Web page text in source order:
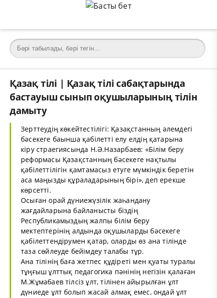
Қазақ тілі | Қазақ тілі сабақтарында
бастауыш сынып оқушыларының тілін
дамыту
Зерттеудің көкейтестілігі: Қазақстанның әлемдегі
бәсекеге баынша қабілетті елу елдің қатарына
кіру страегиясында Н.Ә.Назарбаев: «Білім беру
реформасы Қазақстанның бәсекеге нақтылы
қабілеттілігін қамтамасыз етуге мүмкіндік беретін
аса маңызды құраладарының бірі», деп ерекше
көрсетті.
Осыған орай дүниежүзілік жаһандану
жағдайларына байланысты біздің
Республикамыздың жалпы білім беру
мектептерінің алдында оқушыларды бәсекеге
қабілеттендірумен қатар, оларды өз ана тілінде
таза сөйлеуде бейімдеу талабы тұр.
Ана тілінің баға жетпес құдіреті мен қуаты туралы
тұңғыш ұлттық педагогика пәнінің негізін қалаған
М.Жұмабаев тілсіз ұлт, тілінен айырылған ұлт
дүниеде ұлт болып жасай алмақ емес, ондай ұлт